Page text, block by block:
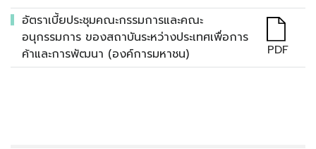
อัตราเบี้ยประชุมคณะกรรมการและคณะ
อนุกรรมการ ของสถาบันระหว่างประเทศเพื่อการ
ค้าและการพัฒนา (องค์การมหาชน)
PDF